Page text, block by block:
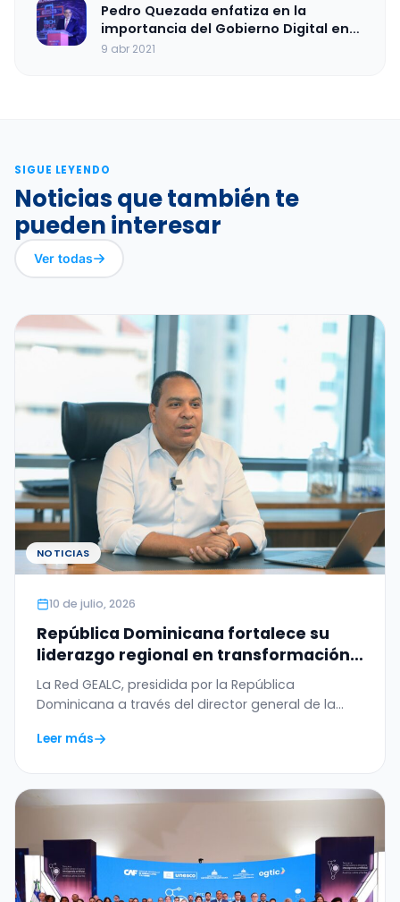
Pedro Quezada enfatiza en la
importancia del Gobierno Digital en
el país
9 abr 2021
SIGUE LEYENDO
Noticias que también te
pueden interesar
Ver todas
NOTICIAS
10 de julio, 2026
República Dominicana fortalece su
liderazgo regional en transformación
digital con el WSIS Prize 2026 otorgado
a la Red GEALC
La Red GEALC, presidida por la República
Dominicana a través del director general de la
Leer más